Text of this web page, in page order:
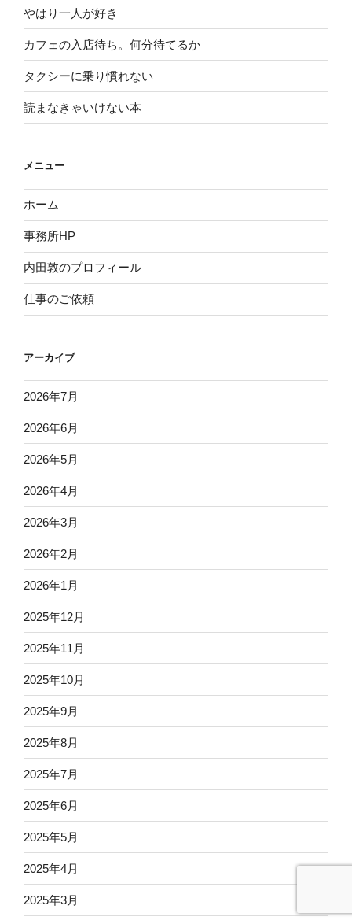
やはり一人が好き
カフェの入店待ち。何分待てるか
タクシーに乗り慣れない
読まなきゃいけない本
メニュー
ホーム
事務所HP
内田敦のプロフィール
仕事のご依頼
アーカイブ
2026年7月
2026年6月
2026年5月
2026年4月
2026年3月
2026年2月
2026年1月
2025年12月
2025年11月
2025年10月
2025年9月
2025年8月
2025年7月
2025年6月
2025年5月
2025年4月
2025年3月